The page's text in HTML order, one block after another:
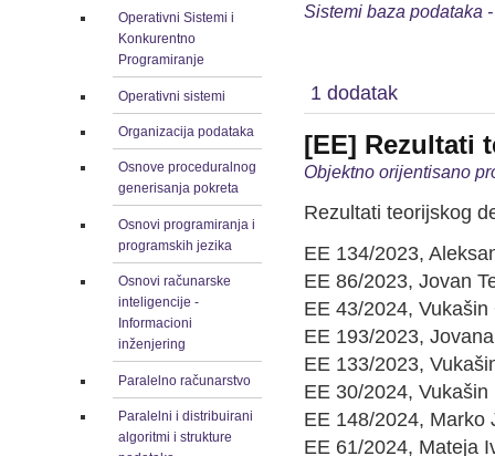
Operativni Sistemi i
Konkurentno
Programiranje
Operativni sistemi
Organizacija podataka
Osnove proceduralnog
generisanja pokreta
Osnovi programiranja i
programskih jezika
Osnovi računarske
inteligencije -
Informacioni
inženjering
Paralelno računarstvo
Paralelni i distribuirani
algoritmi i strukture
Sistemi baza podataka
1 dodatak
[EE] Rezultati
Objektno orijentisano
Rezultati teorijskog
EE 134/2023,
EE 86/2023, Jovan
EE 43/2024,
EE 193/2023,
EE 133/2023,
EE 30/2024,
EE 148/2024, Marko
EE 61/2024, Mateja